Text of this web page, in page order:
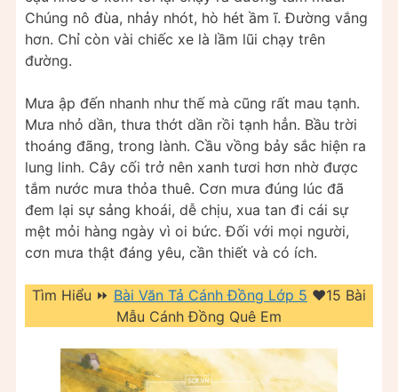
Chúng nô đùa, nhảy nhót, hò hét ầm ĩ. Đường vắng
hơn. Chỉ còn vài chiếc xe là lầm lũi chạy trên
đường.
Mưa ập đến nhanh như thế mà cũng rất mau tạnh.
Mưa nhỏ dần, thưa thớt dần rồi tạnh hẳn. Bầu trời
thoáng đãng, trong lành. Cầu vồng bảy sắc hiện ra
lung linh. Cây cối trở nên xanh tươi hơn nhờ được
tắm nước mưa thỏa thuê. Cơn mưa đúng lúc đã
đem lại sự sảng khoái, dễ chịu, xua tan đi cái sự
mệt mỏi hàng ngày vì oi bức. Đối với mọi người,
cơn mưa thật đáng yêu, cần thiết và có ích.
Tìm Hiểu ⏩ Bài Văn Tả Cánh Đồng Lớp 5 ❤️️15 Bài
Mẫu Cánh Đồng Quê Em